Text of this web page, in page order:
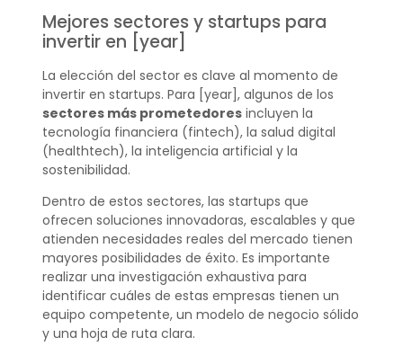
Mejores sectores y startups para
invertir en [year]
La elección del sector es clave al momento de
invertir en startups. Para [year], algunos de los
sectores más prometedoresincluyen la
tecnología financiera (fintech), la salud digital
(healthtech), la inteligencia artificial y la
sostenibilidad.
Dentro de estos sectores, las startups que
ofrecen soluciones innovadoras, escalables y que
atienden necesidades reales del mercado tienen
mayores posibilidades de éxito. Es importante
realizar una investigación exhaustiva para
identificar cuáles de estas empresas tienen un
equipo competente, un modelo de negocio sólido
y una hoja de ruta clara.